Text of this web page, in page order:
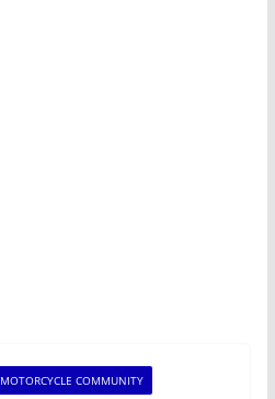
MOTORCYCLE COMMUNITY